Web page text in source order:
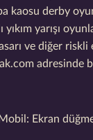
kaosu derby
yarışı
ve diğer riskli
adresinde
Ekran